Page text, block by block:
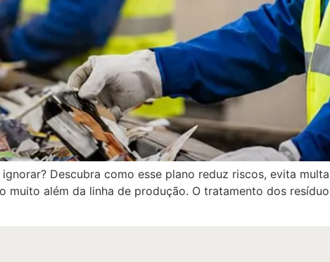
Descubra como esse plano reduz riscos, evita
muito além da linha de produção. O tratamento dos